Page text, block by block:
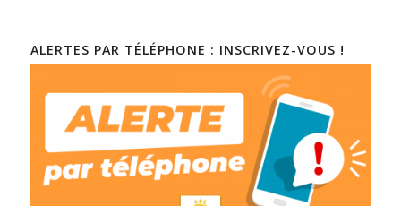
ALERTES PAR TÉLÉPHONE : INSCRIVEZ-VOUS !